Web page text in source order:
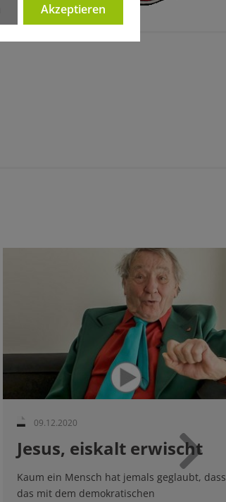
09.12.2020
Jesus, eiskalt erwischt
Kaum ein Mensch hat jemals geglaubt, dass
das mit dem demokratischen
Weiter
Akzeptieren